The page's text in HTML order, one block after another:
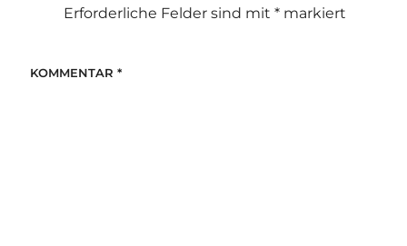
Erforderliche Felder sind mit *markiert
KOMMENTAR *